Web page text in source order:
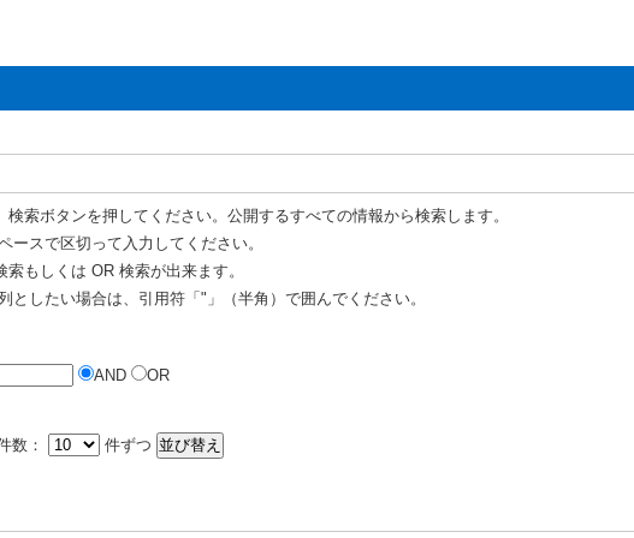
索ボタンを押してください。公開するすべての情報から検索します。
スで区切って入力してください。
もしくは OR 検索が出来ます。
したい場合は、引用符「"」（半角）で囲んでください。
AND OR
数： 件ずつ